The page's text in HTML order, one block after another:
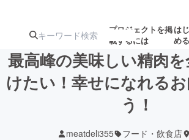
プロジェクトを掲
載するには
はじ
める
注目の新着プロ
最高峰の美味しい精肉
けたい！幸せになれる
う！
meatdeli355 フード・飲食店